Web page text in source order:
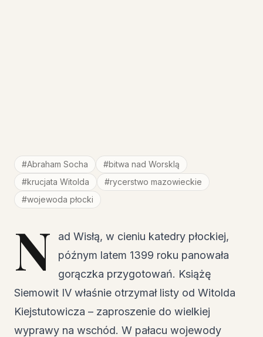
#Abraham Socha #bitwa nad Worsklą
#krucjata Witolda #rycerstwo mazowieckie
#wojewoda płocki
N
ad Wisłą, w cieniu katedry płockiej,
późnym latem 1399 roku panowała
gorączka przygotowań. Książę
Siemowit IV właśnie otrzymał listy od Witolda
Kiejstutowicza – zaproszenie do wielkiej
wyprawy na wschód. W pałacu wojewody